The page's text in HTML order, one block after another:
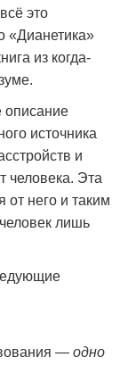
это
«Дианетика»
из когда-
описание
источника
и
человека. Эта
от него и таким
лишь
— одно